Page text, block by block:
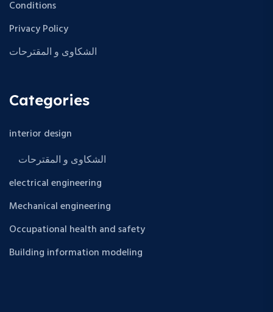
Conditions
Privacy Policy
الشكاوى و المقترحات
Categories
interior design
الشكاوى و المقترحات
electrical engineering
Mechanical engineering
Occupational health and safety
Building information modeling